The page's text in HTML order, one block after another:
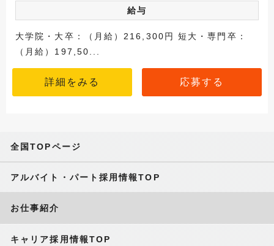
給与
大学院・大卒：（月給）216,300円 短大・専門卒：
（月給）197,50...
詳細をみる 応募する
全国TOPページ
アルバイト・パート採用情報TOP
お仕事紹介
キャリア採用情報TOP